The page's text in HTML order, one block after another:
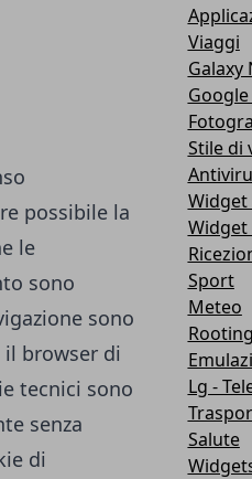
possibile la
le
sono
sono
browser di
tecnici sono
senza
di
Viaggi
Galaxy
Google
Stile di
Sport
Meteo
Rooting
Lg -
Salute